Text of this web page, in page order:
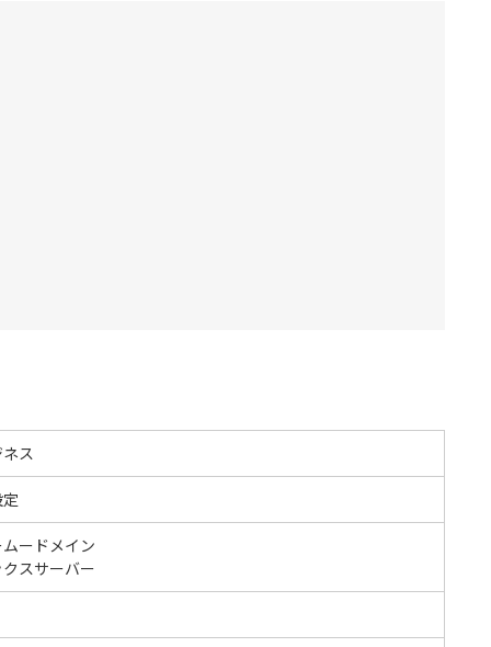
ス
ードメイン
スサーバー